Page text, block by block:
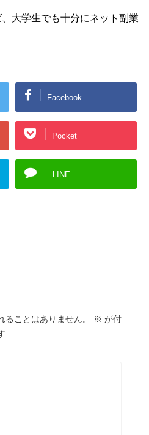
大学生でも十分にネット副業
Facebook
Pocket
LINE
ることはありません。 ※ が付